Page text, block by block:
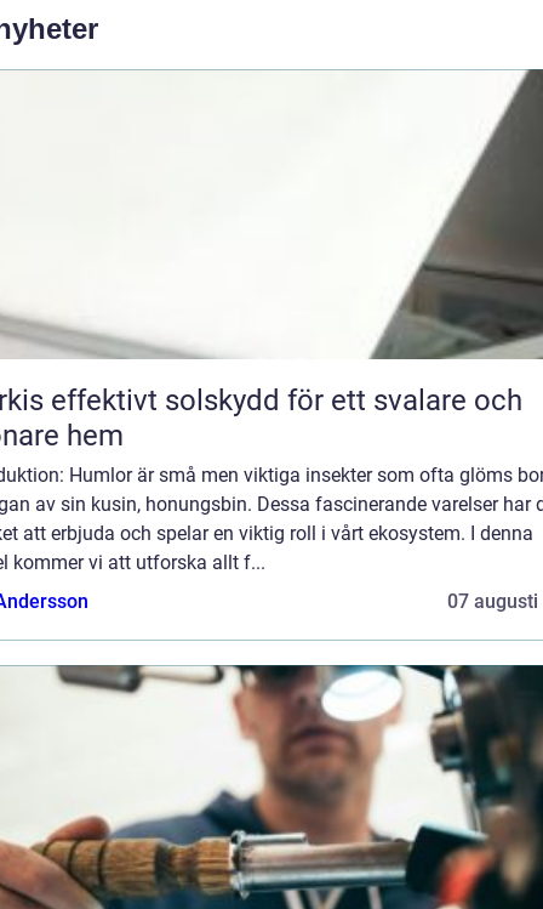
för ett svalare och
hem
Humlor är små men viktiga insekter som ofta glöms
av sin kusin, honungsbin. Dessa fascinerande varelser har
att erbjuda och spelar en viktig roll i vårt ekosystem. I denna
kommer vi att utforska allt f...
07 augusti